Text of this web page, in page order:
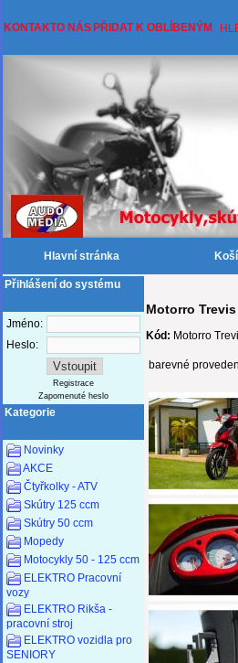
KONTAKTO NÁS PŘIDAT K OBLÍBENÝM
Hlavní stránka
Přihlášení do systému
Jméno:
Heslo:
Registrace
Zapomenuté heslo
Kategorie
Novinky
AKCE
Čtyřkolky - ATV
Skútry 125 ccm
Skútry 50 ccm
Mopedy
Motocykly 50 - 125 ccm
ELEKTRO Pracovní
vozy
ELEKTRO Rikša -
pracovní stroj
ELEKTRO vozidla pro
SENIORY
Motorro Trevis
Kód: Motorro
barevné